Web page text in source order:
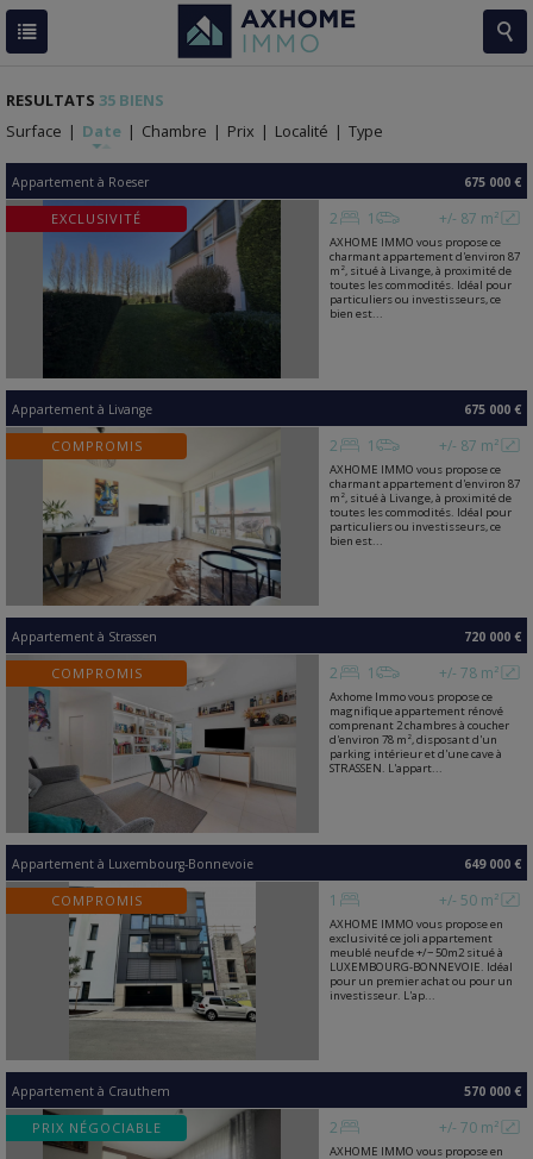
RESULTATS 35 BIENS
Surface | Date | Chambre | Prix | Localité | Type
Appartement à Roeser 675 000 €
EXCLUSIVITÉ +/- 87 m²
2 1
AXHOME IMMO vous propose ce
charmant appartement d'environ 87
m², situé à Livange, à proximité de
toutes les commodités. Idéal pour
particuliers ou investisseurs, ce
bien est...
Appartement à Livange 675 000 €
COMPROMIS +/- 87 m²
2 1
AXHOME IMMO vous propose ce
charmant appartement d'environ 87
m², situé à Livange, à proximité de
toutes les commodités. Idéal pour
particuliers ou investisseurs, ce
bien est...
Appartement à Strassen 720 000 €
COMPROMIS +/- 78 m²
2 1
Axhome Immo vous propose ce
magnifique appartement rénové
comprenant 2 chambres à coucher
d'environ 78 m², disposant d'un
parking intérieur et d'une cave à
STRASSEN. L'appart...
Appartement à Luxembourg-Bonnevoie 649 000 €
COMPROMIS +/- 50 m²
1
AXHOME IMMO vous propose en
exclusivité ce joli appartement
meublé neuf de +/− 50m2 situé à
LUXEMBOURG-BONNEVOIE. Idéal
pour un premier achat ou pour un
investisseur. L'ap...
Appartement à Crauthem 570 000 €
PRIX NÉGOCIABLE +/- 70 m²
2
AXHOME IMMO vous propose en